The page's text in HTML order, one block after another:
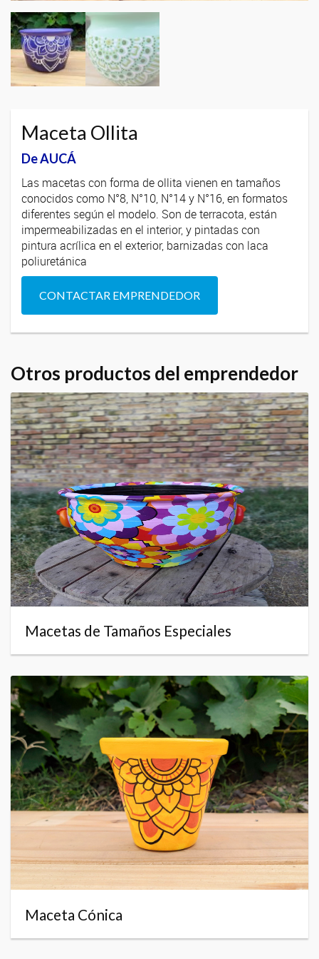
Maceta Ollita
De AUCÁ
Las macetas con forma de ollita vienen en tamaños
conocidos como N°8, N°10, N°14 y N°16, en formatos
diferentes según el modelo. Son de terracota, están
impermeabilizadas en el interior, y pintadas con
pintura acrílica en el exterior, barnizadas con laca
poliuretánica
CONTACTAR EMPRENDEDOR
Otros productos del emprendedor
Macetas de Tamaños Especiales
Maceta Cónica